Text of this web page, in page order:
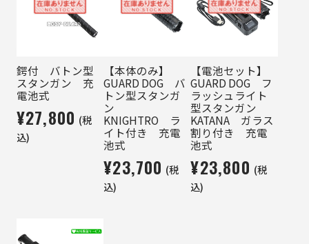
鍔付 バトン型
スタンガン 充
電池式
¥27,800 (税
込)
【本体のみ】
GUARD DOG バ
トン型スタンガ
ン
KNIGHTRO ラ
イト付き 充電
池式
¥23,700 (税
込)
【電池セット】
GUARD DOG フ
ラッシュライト
型スタンガン
KATANA ガラス
割り付き 充電
池式
¥23,800 (税
込)